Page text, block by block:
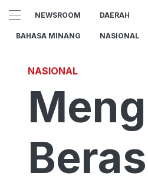
NEWSROOM DAERAH
BAHASA MINANG NASIONAL
NASIONAL